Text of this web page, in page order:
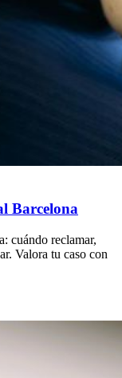
Barcelona
cuándo reclamar,
Valora tu caso con